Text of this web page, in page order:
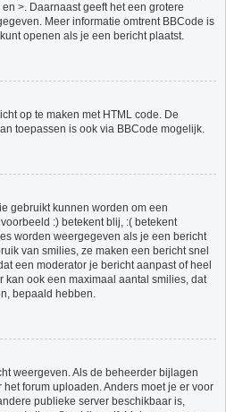
>. Daarnaast geeft het een grotere
Meer informatie omtrent BBCode is
openen als je een bericht plaatst.
op te maken met HTML code. De
toepassen is ook via BBCode mogelijk.
gebruikt kunnen worden om een
:) betekent blij, :( betekent
worden weergegeven als je een bericht
van smilies, ze maken een bericht snel
een moderator je bericht aanpast of heel
kan ook een maximaal aantal smilies, dat
bepaald hebben.
weergeven. Als de beheerder bijlagen
forum uploaden. Anders moet je er voor
publieke server beschikbaar is,